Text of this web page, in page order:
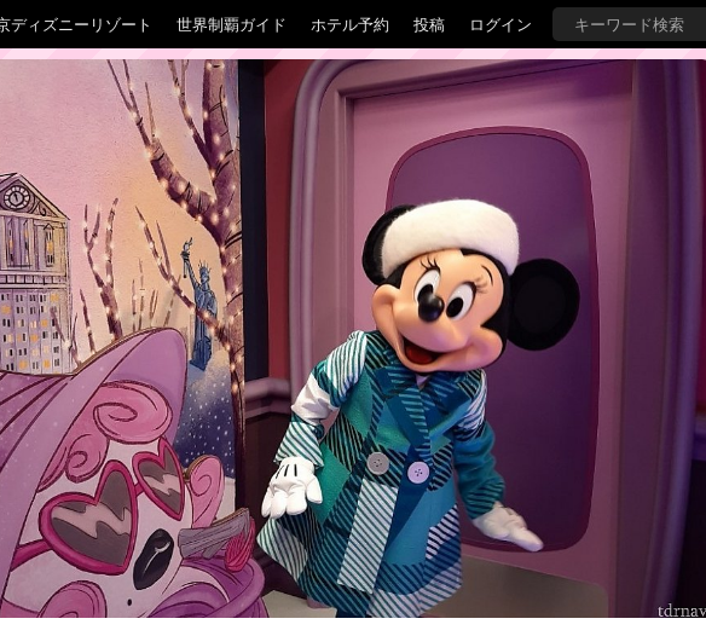
ディズニーリゾート 世界制覇ガイド ホテル予約 投稿 ログイン